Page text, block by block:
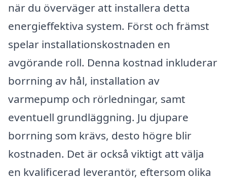
när du överväger att installera detta
energieffektiva system. Först och främst
spelar installationskostnaden en
avgörande roll. Denna kostnad inkluderar
borrning av hål, installation av
varmepump och rörledningar, samt
eventuell grundläggning. Ju djupare
borrning som krävs, desto högre blir
kostnaden. Det är också viktigt att välja
en kvalificerad leverantör, eftersom olika